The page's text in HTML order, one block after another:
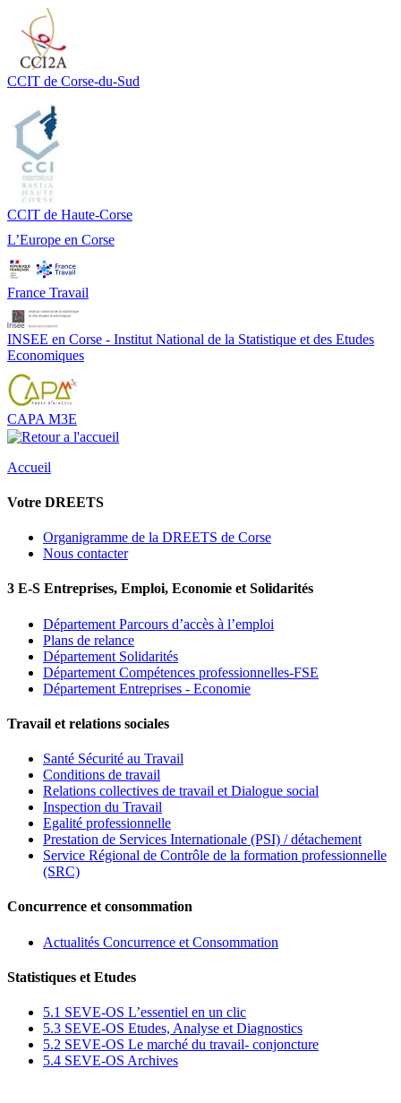
CCIT de Corse-du-Sud
CCIT de Haute-Corse
L’Europe en Corse
France Travail
INSEE en Corse - Institut National de la Statistique et des Etudes
Economiques
CAPA M3E
Accueil
Votre DREETS
Organigramme de la DREETS de Corse
Nous contacter
3 E-S Entreprises, Emploi, Economie et Solidarités
Département Parcours d’accès à l’emploi
Plans de relance
Département Solidarités
Département Compétences professionnelles-FSE
Département Entreprises - Economie
Travail et relations sociales
Santé Sécurité au Travail
Conditions de travail
Relations collectives de travail et Dialogue social
Inspection du Travail
Egalité professionnelle
Prestation de Services Internationale (PSI) / détachement
Service Régional de Contrôle de la formation professionnelle
(SRC)
Concurrence et consommation
Actualités Concurrence et Consommation
Statistiques et Etudes
5.1 SEVE-OS L’essentiel en un clic
5.3 SEVE-OS Etudes, Analyse et Diagnostics
5.2 SEVE-OS Le marché du travail- conjoncture
5.4 SEVE-OS Archives